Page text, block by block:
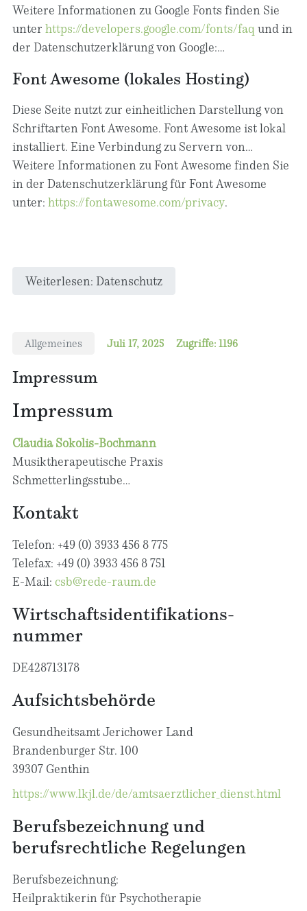
Sie vom Anbieter unter folgendem Link:
https://www.dataprivacyframework.gov/participant/
lokal installiert. Eine Verbindung zu Servern von
Google findet dabei nicht statt.
Weitere Informationen zu Google Fonts finden Sie
unter https://developers.google.com/fonts/faq und in
der Datenschutzerklärung von Google:
Font Awesome (lokales Hosting)
Diese Seite nutzt zur einheitlichen Darstellung von
Schriftarten Font Awesome. Font Awesome ist lokal
installiert. Eine Verbindung zu Servern von
Fonticons, Inc. findet dabei nicht statt.
Weitere Informationen zu Font Awesome finden Sie
in der Datenschutzerklärung für Font Awesome
unter: https://fontawesome.com/privacy.
Weiterlesen: Datenschutz
Allgemeines Juli 17, 2025 Zugriffe: 1196
Impressum
Impressum
Claudia Sokolis-Bochmann
Musiktherapeutische Praxis
Schmetterlingsstube
39307 Genthin
Kontakt
Telefon: +49 (0) 3933 456 8 775
Telefax: +49 (0) 3933 456 8 751
E-Mail: csb@rede-raum.de
Wirtschafts­identifikations­
nummer
DE428713178
Aufsichtsbehörde
Gesundheitsamt Jerichower Land
Brandenburger Str. 100
39307 Genthin
https://www.lkjl.de/de/amtsaerztlicher_dienst.html
Berufsbezeichnung und
berufsrechtliche Regelungen
Berufsbezeichnung:
Heilpraktikerin für Psychotherapie